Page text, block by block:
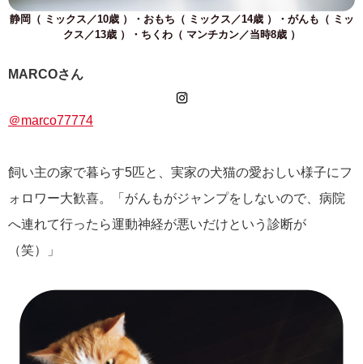
静岡（ ミックス／10歳 ）・おもち（ ミックス／14歳 ）・がんも（ ミッ
クス／13歳 ）・ちくわ（ マンチカン／当時8歳 ）
MARCOさん
＠marco77774
飼い主の家で暮らす5匹と、実家の犬猫の愛おしい様子にフ
ォロワー大歓喜。「がんもがジャンプをしないので、病院
へ連れて行ったら運動神経が悪いだけという診断が
（笑）」